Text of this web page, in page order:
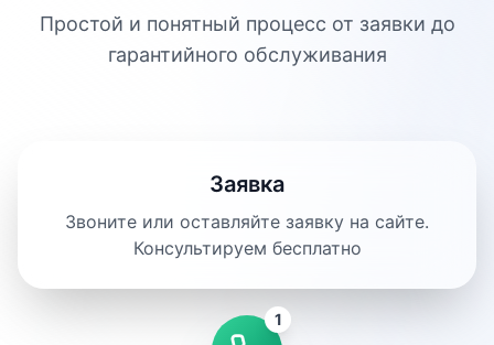
Простой и понятный процесс от заявки до
гарантийного обслуживания
Заявка
Звоните или оставляйте заявку на сайте.
Консультируем бесплатно
1